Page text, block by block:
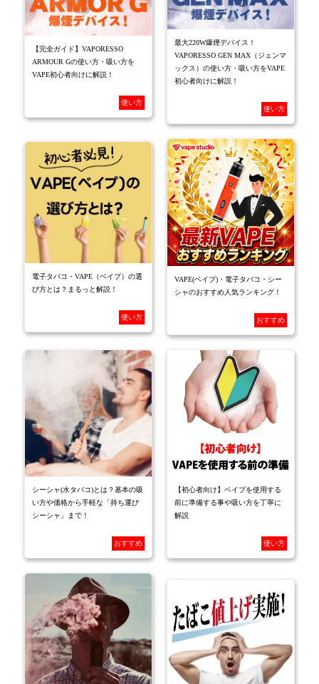
【完全ガイド】VAPORESSO
ARMOUR Gの使い方・吸い方を
VAPE初心者向けに解説！
使い方
最大220W爆煙デバイス！
VAPORESSO GEN MAX（ジェンマ
ックス）の使い方・吸い方をVAPE
初心者向けに解説！
使い方
電子タバコ・VAPE（ベイプ）の選
び方とは？まるっと解説！
使い方
VAPE(ベイプ)・電子タバコ・シー
シャのおすすめ人気ランキング！
おすすめ
シーシャ(水タバコ)とは？基本の吸
い方や価格から手軽な「持ち運び
シーシャ」まで！
おすすめ
【初心者向け】ベイプを使用する
前に準備する事や吸い方を丁寧に
解説
使い方